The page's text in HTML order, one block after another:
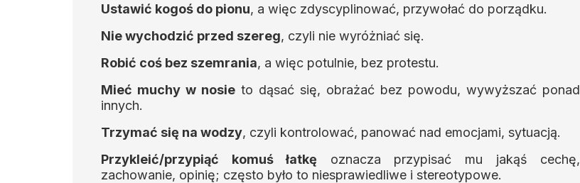
Ustawić kogoś do pionu, a więc zdyscyplinować, przywołać do porządku.
Nie wychodzić przed szereg, czyli nie wyróżniać się.
Robić coś bez szemrania, a więc potulnie, bez protestu.
Mieć muchy w nosie to dąsać się, obrażać bez powodu, wywyższać ponad
innych.
Trzymać się na wodzy, czyli kontrolować, panować nad emocjami, sytuacją.
Przykleić/przypiąć komuś łatkę oznacza przypisać mu jakąś cechę,
zachowanie, opinię; często było to niesprawiedliwe i stereotypowe.